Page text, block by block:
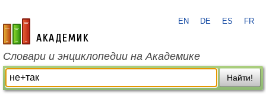
academic.ru
EN DE ES FR
Словари и энциклопедии на Академике
Найти!